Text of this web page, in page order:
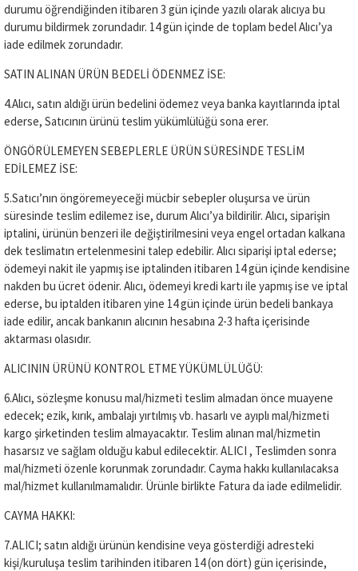
durumu öğrendiğinden itibaren 3 gün içinde yazılı olarak alıcıya bu
durumu bildirmek zorundadır. 14 gün içinde de toplam bedel Alıcı’ya
iade edilmek zorundadır.
SATIN ALINAN ÜRÜN BEDELİ ÖDENMEZ İSE:
4.Alıcı, satın aldığı ürün bedelini ödemez veya banka kayıtlarında iptal
ederse, Satıcının ürünü teslim yükümlülüğü sona erer.
ÖNGÖRÜLEMEYEN SEBEPLERLE ÜRÜN SÜRESİNDE TESLİM
EDİLEMEZ İSE:
5.Satıcı’nın öngöremeyeceği mücbir sebepler oluşursa ve ürün
süresinde teslim edilemez ise, durum Alıcı’ya bildirilir. Alıcı, siparişin
iptalini, ürünün benzeri ile değiştirilmesini veya engel ortadan kalkana
dek teslimatın ertelenmesini talep edebilir. Alıcı siparişi iptal ederse;
ödemeyi nakit ile yapmış ise iptalinden itibaren 14 gün içinde kendisine
nakden bu ücret ödenir. Alıcı, ödemeyi kredi kartı ile yapmış ise ve iptal
ederse, bu iptalden itibaren yine 14 gün içinde ürün bedeli bankaya
iade edilir, ancak bankanın alıcının hesabına 2-3 hafta içerisinde
aktarması olasıdır.
ALICININ ÜRÜNÜ KONTROL ETME YÜKÜMLÜLÜĞÜ:
6.Alıcı, sözleşme konusu mal/hizmeti teslim almadan önce muayene
edecek; ezik, kırık, ambalajı yırtılmış vb. hasarlı ve ayıplı mal/hizmeti
kargo şirketinden teslim almayacaktır. Teslim alınan mal/hizmetin
hasarsız ve sağlam olduğu kabul edilecektir. ALICI , Teslimden sonra
mal/hizmeti özenle korunmak zorundadır. Cayma hakkı kullanılacaksa
mal/hizmet kullanılmamalıdır. Ürünle birlikte Fatura da iade edilmelidir.
CAYMA HAKKI:
7.ALICI; satın aldığı ürünün kendisine veya gösterdiği adresteki
kişi/kuruluşa teslim tarihinden itibaren 14 (on dört) gün içerisinde,